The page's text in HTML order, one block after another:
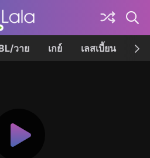
วาย เกย์ เลสเบี้ยน เค